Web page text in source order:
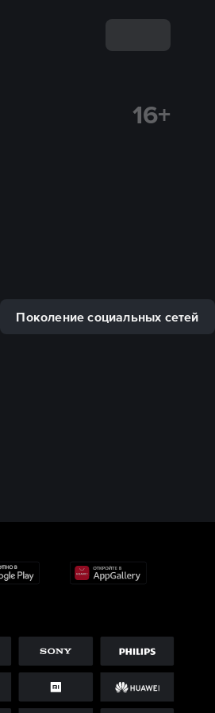
16+
Поколение социальных сетей